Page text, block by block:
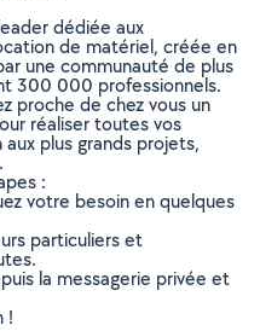
dédiée aux
de matériel, créée en
une communauté de plus
300 000 professionnels.
proche de chez vous un
réaliser toutes vos
plus grands projets,
:
votre besoin en quelques
particuliers et
la messagerie privée et
!